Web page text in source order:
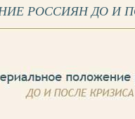
РОССИЯН ДО И